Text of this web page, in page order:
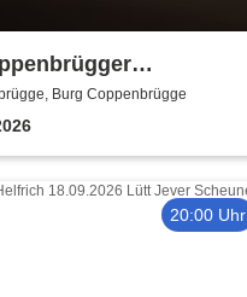
- Das Mittelalter
Burg Coppenbrügge
20:00 Uhr